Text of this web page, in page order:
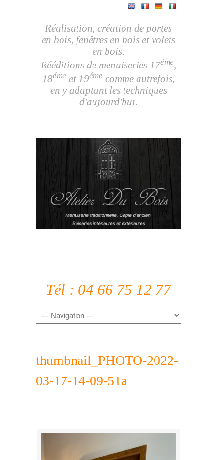
Réalisation, création de portes
en bois, fenêtres en bois et volets
en bois.
Rééditions de menuiseries 17éme,
18éme et 19éme comme autrefois,
en y adaptant les techniques
d'aujourd'hui.
Tél : 04 66 75 12 77
thumbnail_PHOTO-2022-
03-17-14-09-51a